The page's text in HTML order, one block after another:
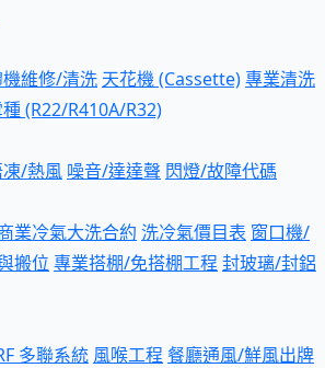
維修/清洗 天花機 (Cassette)專業清洗
(R22/R410A/R32)
/熱風 噪音/達達聲 閃燈/故障代碼
業冷氣大洗合約 洗冷氣價目表 窗口機/
搬位 專業搭棚/免搭棚工程 封玻璃/封鋁
多聯系統 風喉工程 餐廳通風/鮮風出牌